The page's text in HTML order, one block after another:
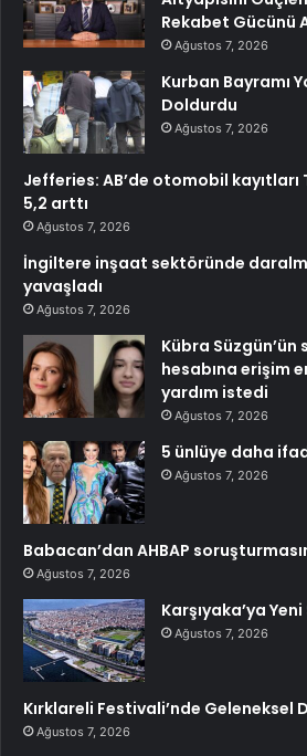
Rekabet Gücünü
Ağustos 7, 2026
Kurban Bayramı
Doldurdu
Ağustos 7, 2026
Jefferies: AB’de otomobil kayıtları
5,2 arttı
Ağustos 7, 2026
İngiltere inşaat sektöründe
yavaşladı
Ağustos 7, 2026
Kübra
hesabına erişim
yardım istedi
Ağustos 7, 2026
5 ünlüye daha
Ağustos 7, 2026
Babacan’dan AHBAP
Ağustos 7, 2026
Karşıyaka’ya
Ağustos 7, 2026
Kırklareli Festivali’nde Geleneksel
Ağustos 7, 2026